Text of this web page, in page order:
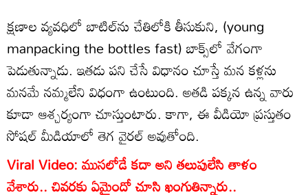
క్షణాల వ్యవధిలో బాటిల్‌ను చేతిలోకి తీసుకుని, (young
manpacking the bottles fast) బాక్స్‌లో వేగంగా
పెడుతున్నాడు. ఇతడు పని చేసే విధానం చూస్తే మన కళ్లను
మనమే నమ్మలేని విధంగా ఉంటుంది. అతడి పక్కన ఉన్న వారు
కూడా ఆశ్చర్యంగా చూస్తుంటారు. కాగా, ఈ వీడియో ప్రస్తుతం
సోషల్ మీడియాలో తెగ వైరల్ అవుతోంది.
Viral Video: ముసలోడే కదా అని తలుపులేసి తాళం
వేశారు.. చివరకు ఏమైందో చూసి ఖంగుతిన్నారు..